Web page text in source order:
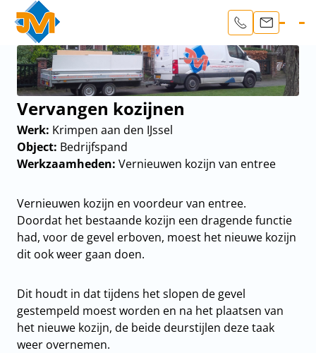
Vervangen kozijnen
Werk: Krimpen aan den IJssel
Object: Bedrijfspand
Werkzaamheden: Vernieuwen kozijn van entree
Vernieuwen kozijn en voordeur van entree.
Doordat het bestaande kozijn een dragende functie
had, voor de gevel erboven, moest het nieuwe kozijn
dit ook weer gaan doen.
Dit houdt in dat tijdens het slopen de gevel
gestempeld moest worden en na het plaatsen van
het nieuwe kozijn, de beide deurstijlen deze taak
weer overnemen.